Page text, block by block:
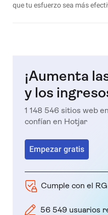
que tu esfuerzo sea más
¡Aumenta
y los
1 148 546 sitios web
confían en Hotjar
Empezar gratis
Cumple con el
56 549 usuarios